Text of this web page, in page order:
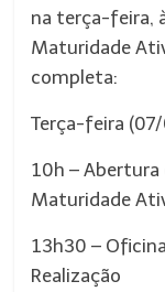
na terça-feira,
Maturidade
completa:
Terça-feira
10h – Abertura
Maturidade
13h30 –
Realização